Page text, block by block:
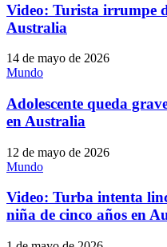
Video: Turista irrumpe
Australia
14 de mayo de 2026
Mundo
Adolescente queda
en Australia
12 de mayo de 2026
Mundo
Video: Turba intenta
niña de cinco años en